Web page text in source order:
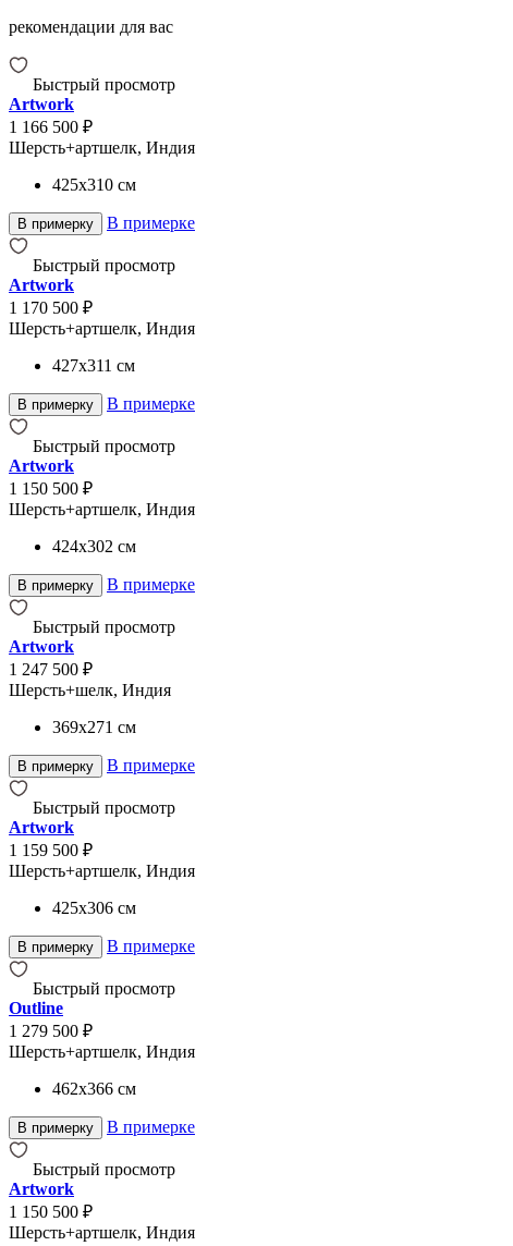
рекомендации для вас
Быстрый просмотр
Artwork
1 166 500 ₽
Шерсть+артшелк, Индия
425x310 см
В примерку В примерке
Быстрый просмотр
Artwork
1 170 500 ₽
Шерсть+артшелк, Индия
427x311 см
В примерку В примерке
Быстрый просмотр
Artwork
1 150 500 ₽
Шерсть+артшелк, Индия
424x302 см
В примерку В примерке
Быстрый просмотр
Artwork
1 247 500 ₽
Шерсть+шелк, Индия
369x271 см
В примерку В примерке
Быстрый просмотр
Artwork
1 159 500 ₽
Шерсть+артшелк, Индия
425x306 см
В примерку В примерке
Быстрый просмотр
Outline
1 279 500 ₽
Шерсть+артшелк, Индия
462x366 см
В примерку В примерке
Быстрый просмотр
Artwork
1 150 500 ₽
Шерсть+артшелк, Индия